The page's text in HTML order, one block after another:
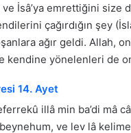
ve İsâ’ya emrettiğini size
çağırdığın şey
ağır geldi. Allah,
kendine yönelenleri de
14. Ayet
illâ min ba’di mâ
ve lev lâ